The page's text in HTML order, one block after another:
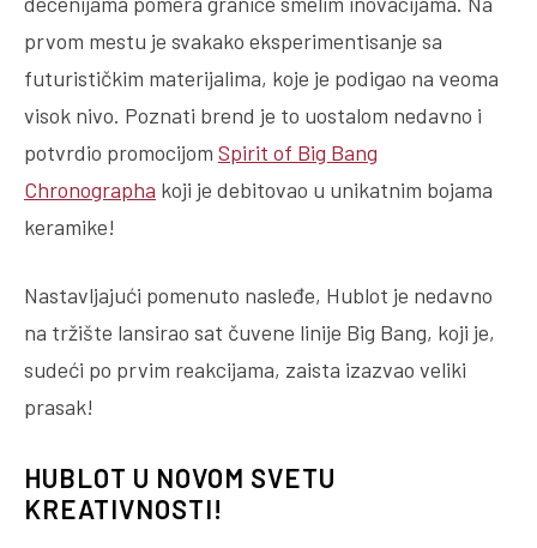
prvom mestu je svakako eksperimentisanje sa
futurističkim materijalima, koje je podigao na veoma
visok nivo. Poznati brend je to uostalom nedavno i
potvrdio promocijom Spirit of Big Bang
Chronographa koji je debitovao u unikatnim bojama
keramike!
Nastavljajući pomenuto nasleđe, Hublot je nedavno
na tržište lansirao sat čuvene linije Big Bang, koji je,
sudeći po prvim reakcijama, zaista izazvao veliki
prasak!
HUBLOT U NOVOM SVETU
KREATIVNOSTI!